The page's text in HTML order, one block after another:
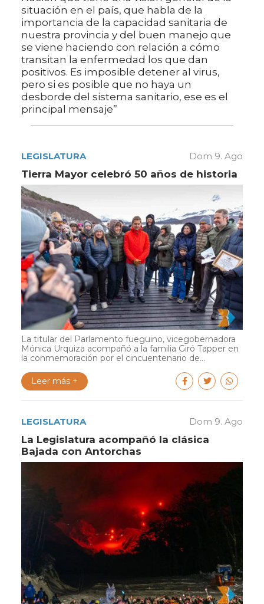
situación en el país, que habla de la
importancia de la capacidad sanitaria de
nuestra provincia y del buen manejo que
se viene haciendo con relación a cómo
transitan la enfermedad los que dan
positivos. Es imposible detener al virus,
pero si es posible que no haya un
desborde del sistema sanitario, ese es el
principal mensaje”
LEGISLATURA Dom 9. Ago
Tierra Mayor celebró 50 años de historia
La titular del Parlamento fueguino, vicegobernadora
Mónica Urquiza acompañó a la familia Giró Tapper en
la conmemoración por el cincuentenario de...
Leer más +
LEGISLATURA Dom 9. Ago
La Legislatura acompañó la clásica
Bajada con Antorchas